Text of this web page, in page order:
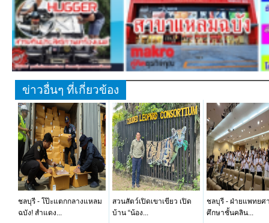
ข่าวอื่นๆ ที่เกี่ยวข้อง
ชลบุรี - โป๊ะแตกกลางแหลม
ฉบัง! สำแดง...
สวนสัตว์เปิดเขาเขียว เปิด
บ้าน “น้อง...
ชลบุรี - ฝ่ายแพทยศ
ศึกษาชั้นคลิน...